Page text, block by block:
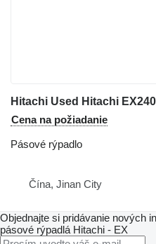
Hitachi Used Hitachi
Cena na požiadanie
Pásové rýpadlo
Čína, Jinan City
Objednajte si pridávanie nových
pásové rýpadlá Hitachi - EX